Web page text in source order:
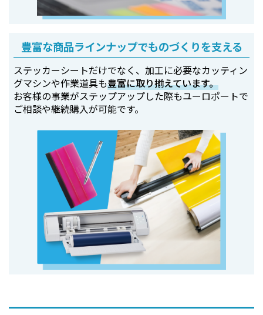
豊富な商品ラインナップでものづくりを支える
ステッカーシートだけでなく、加工に必要なカッティン
グマシンや作業道具も豊富に取り揃えています。
お客様の事業がステップアップした際もユーロポートで
ご相談や継続購入が可能です。